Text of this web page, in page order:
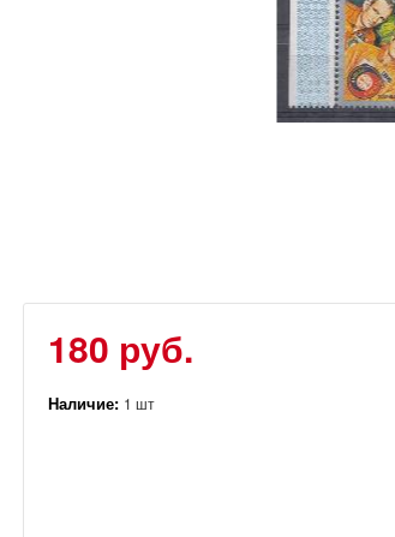
180 руб.
Наличие: 1 шт